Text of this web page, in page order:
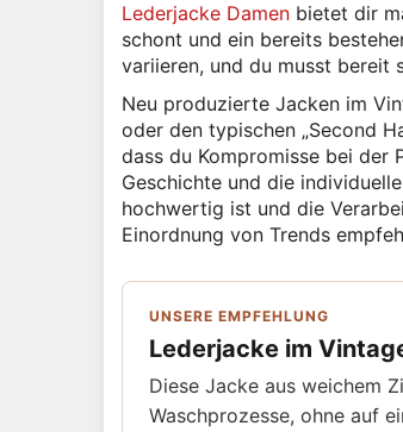
Lederjacke Damen bietet dir
schont und ein bereits
variieren, und du musst bereit
Neu produzierte Jacken im
oder den typischen „Second
dass du Kompromisse bei der
Geschichte und die
hochwertig ist und die
Einordnung von Trends
UNSERE EMPFEHLUNG
Lederjacke im
Diese Jacke aus weichem
Waschprozesse, ohne auf